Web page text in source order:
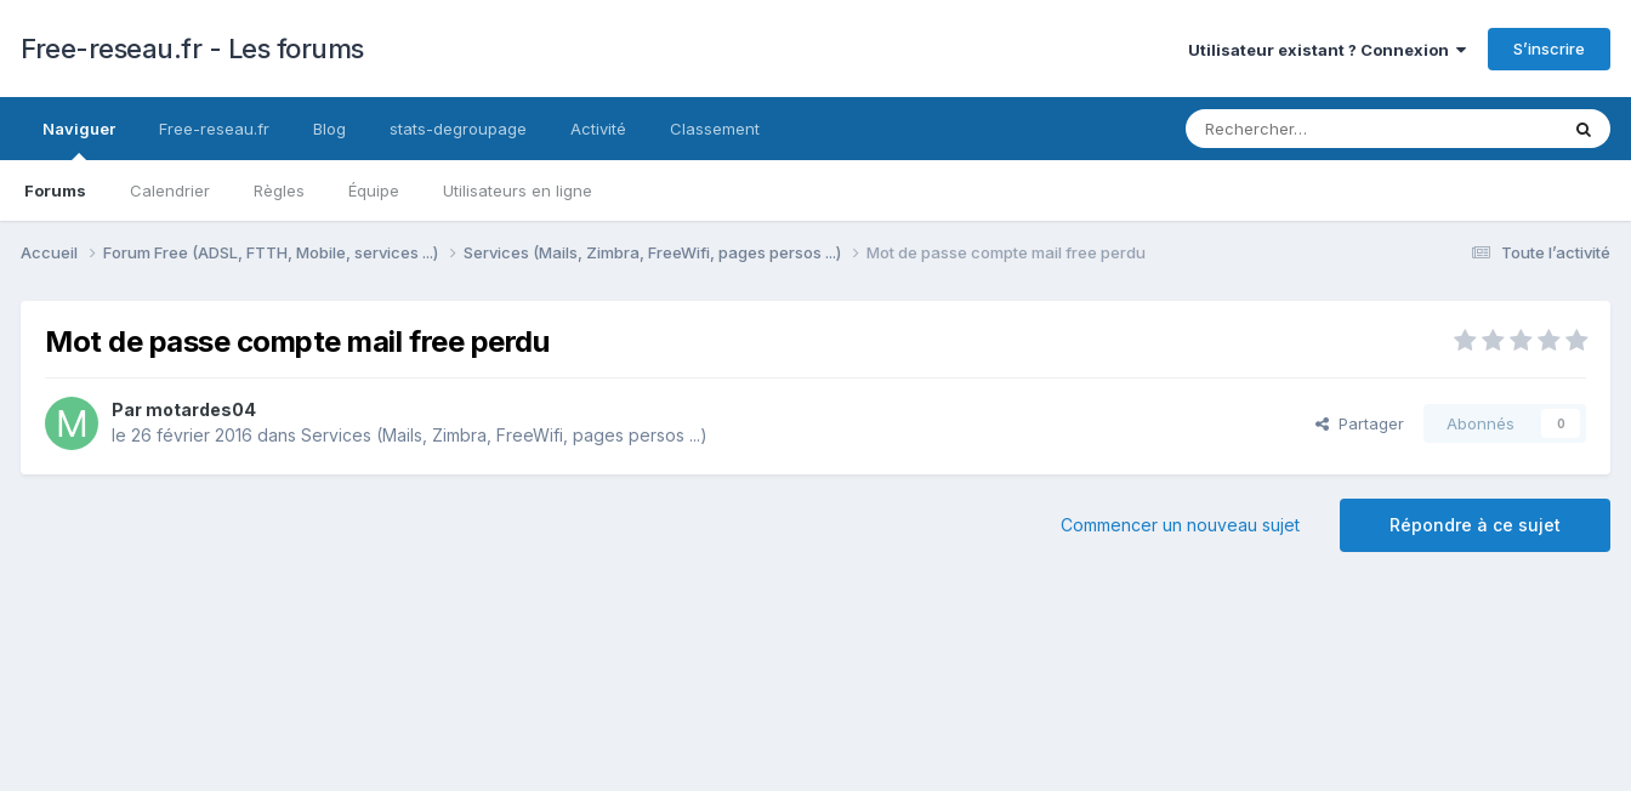
Free-reseau.fr - Les forums Utilisateur existant ? Connexion S’inscrire
Naviguer
Forums Calendrier Règles Équipe Utilisateurs en ligne
Free-reseau.fr Blog stats-degroupage Activité Classement
Toute l’activité
Accueil Forum Free (ADSL, FTTH, Mobile, services ...) Services (Mails, Zimbra, FreeWifi, pages persos ...) Mot de passe compte mail free perdu
Mot de passe compte mail free perdu
Par motardes04
le 26 février 2016 dans Services (Mails, Zimbra, FreeWifi, pages persos ...)
Partager Abonnés 0
Répondre à ce sujet
Commencer un nouveau sujet